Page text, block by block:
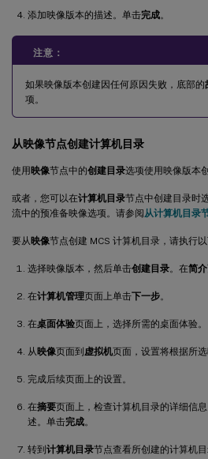
添加映像版本的描述。单击完成。
注意：
如果映像版本创建因任何原因失败，底部的
项。
从映像节点创建计算机目录
使用映像节点中的创建目录选项使用映像版本
或者，您可以在计算机目录节点中创建目录时
流中的预准备映像选项。请参阅从计算机目录
要从映像节点创建 MCS 计算机目录，请执行以
选择映像版本，然后单击创建目录。在简介
在计算机管理页面上单击下一步。
在桌面体验页面上，选择所需的桌面体验。
从映像页面到虚拟机页面，设置将根据所选
完成后续页面上的设置。
在摘要页面上，检查计算机目录的详细信
述。单击完成。
转到计算机目录节点查看所创建的计算机目